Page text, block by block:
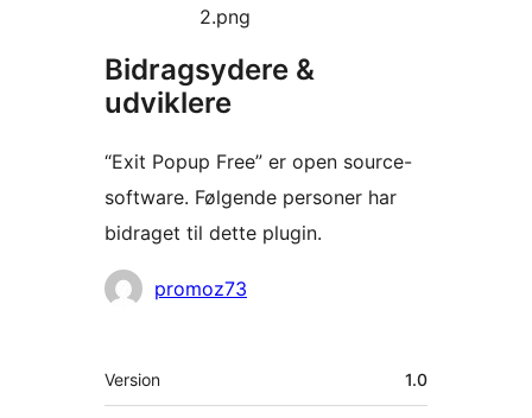
2.png
Bidragsydere &
udviklere
“Exit Popup Free” er open source-
software. Følgende personer har
bidraget til dette plugin.
Bidragsydere
promoz73
Meta
Version 1.0